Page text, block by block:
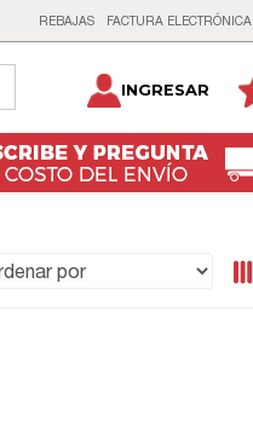
REBAJAS FACTURA ELECTRÓNICA
INGRESAR